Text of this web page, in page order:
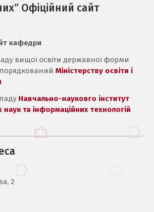
Офіційний сайт
кафедри
вищої освіти державної форми
Міністерству освіти і
Навчально-науковго інститут
наук та інформаційних технологій
2